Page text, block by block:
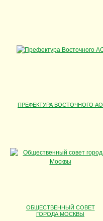
ПРЕФЕКТУРА ВОСТОЧНОГО АО
ОБЩЕСТВЕННЫЙ СОВЕТ
ГОРОДА МОСКВЫ